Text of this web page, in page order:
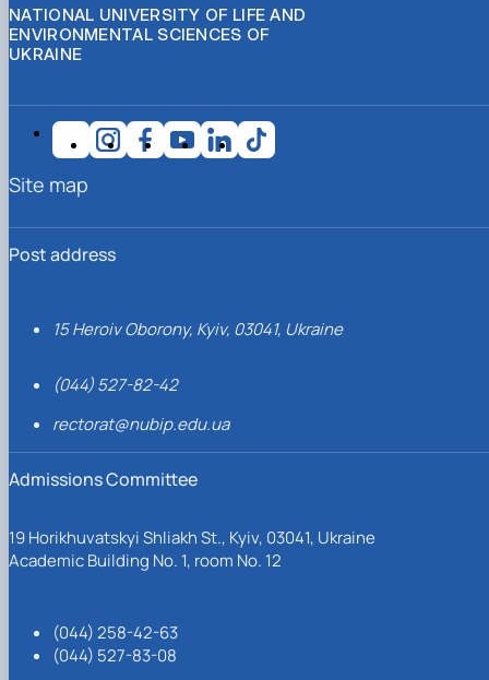
NATIONAL UNIVERSITY OF LIFE AND
ENVIRONMENTAL SCIENCES OF
UKRAINE
Post address
15 Heroiv Oborony, Kyiv, 03041, Ukraine
(044) 527-82-42
rectorat@nubip.edu.ua
Admissions Committee
19 Horikhuvatskyi Shliakh St., Kyiv, 03041, Ukraine
Academic Building No. 1, room No. 12
(044) 258-42-63
(044) 527-83-08
Site map